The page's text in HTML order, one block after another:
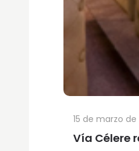
Vía Célere
15 de marzo de